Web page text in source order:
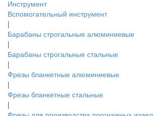
Инструмент
Вспомогательный инструмент
|
Барабаны строгальные алюминиевые
|
Барабаны строгальные стальные
|
Фрезы бланкетные алюминиевые
|
Фрезы бланкетные стальные
|